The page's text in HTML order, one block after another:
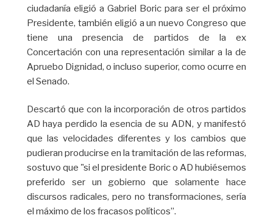
ciudadanía eligió a Gabriel Boric para ser el próximo
Presidente, también eligió a un nuevo Congreso que
tiene una presencia de partidos de la ex
Concertación con una representación similar a la de
Apruebo Dignidad, o incluso superior, como ocurre en
el Senado.
Descartó que con la incorporación de otros partidos
AD haya perdido la esencia de su ADN, y manifestó
que las velocidades diferentes y los cambios que
pudieran producirse en la tramitación de las reformas,
sostuvo que "si el presidente Boric o AD hubiésemos
preferido ser un gobierno que solamente hace
discursos radicales, pero no transformaciones, sería
el máximo de los fracasos políticos”.